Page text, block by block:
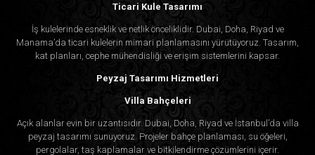
Ticari Kule Tasarımı
İş kulelerinde esneklik ve netlik önceliklidir. Dubai, Doha, Riyad ve
Manama’da ticari kulelerin mimari planlamasını yürütüyoruz. Tasarım,
kat planları, cephe mühendisliği ve erişim sistemlerini kapsar.
Peyzaj Tasarımı Hizmetleri
Villa Bahçeleri
Açık alanlar evin bir uzantısıdır. Dubai, Doha, Riyad ve İstanbul’da villa
peyzaj tasarımı sunuyoruz. Projeler bahçe planlaması, su öğeleri,
pergolalar, taş kaplamalar ve bitkilendirme çözümlerini içerir.